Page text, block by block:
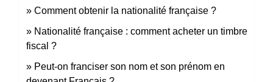
Comment obtenir la nationalité française ?
Nationalité française : comment acheter un timbre
fiscal ?
Peut-on franciser son nom et son prénom en